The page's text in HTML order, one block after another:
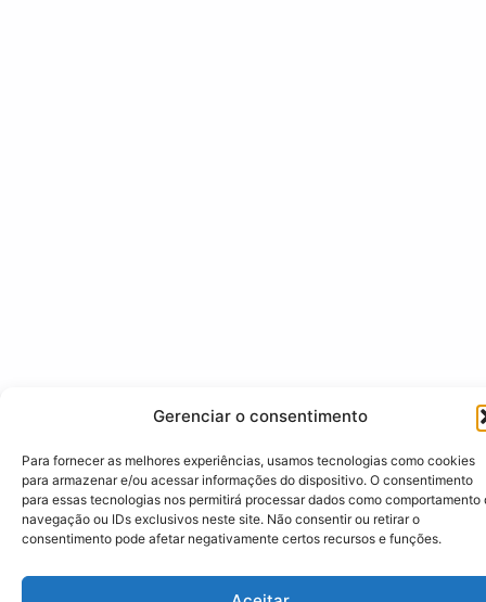
Gerenciar o consentimento
Para fornecer as melhores experiências, usamos tecnologias como cookies
para armazenar e/ou acessar informações do dispositivo. O consentimento
para essas tecnologias nos permitirá processar dados como comportamento
navegação ou IDs exclusivos neste site. Não consentir ou retirar o
consentimento pode afetar negativamente certos recursos e funções.